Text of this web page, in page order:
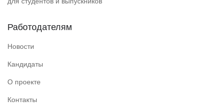
Работодателям
Новости
Кандидаты
О проекте
Контакты